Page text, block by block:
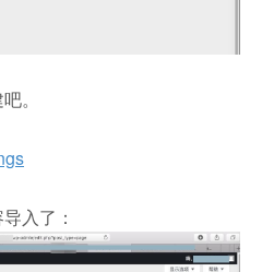
。
入了：